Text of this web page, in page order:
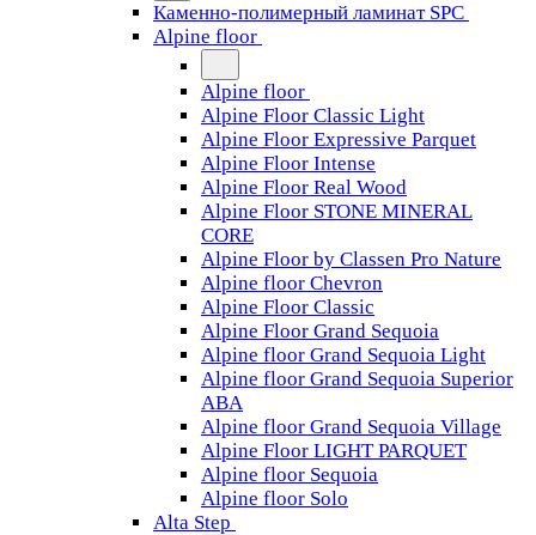
Каменно-полимерный ламинат SPC
Alpine floor
Alpine floor
Alpine Floor Classic Light
Alpine Floor Expressive Parquet
Alpine Floor Intense
Alpine Floor Real Wood
Alpine Floor STONE MINERAL
CORE
Alpine Floor by Classen Pro Nature
Alpine floor Chevron
Alpine Floor Classic
Alpine Floor Grand Sequoia
Alpine floor Grand Sequoia Light
Alpine floor Grand Sequoia Superior
ABA
Alpine floor Grand Sequoia Village
Alpine Floor LIGHT PARQUET
Alpine floor Sequoia
Alpine floor Solo
Alta Step